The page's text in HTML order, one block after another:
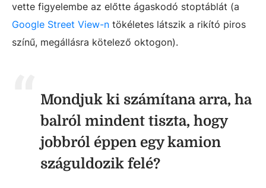
vette figyelembe az előtte ágaskodó stoptáblát (a
Google Street View-n tökéletes látszik a rikító piros
színű, megállásra kötelező oktogon).
Mondjuk ki számítana arra, ha
balról mindent tiszta, hogy
jobbról éppen egy kamion
száguldozik felé?